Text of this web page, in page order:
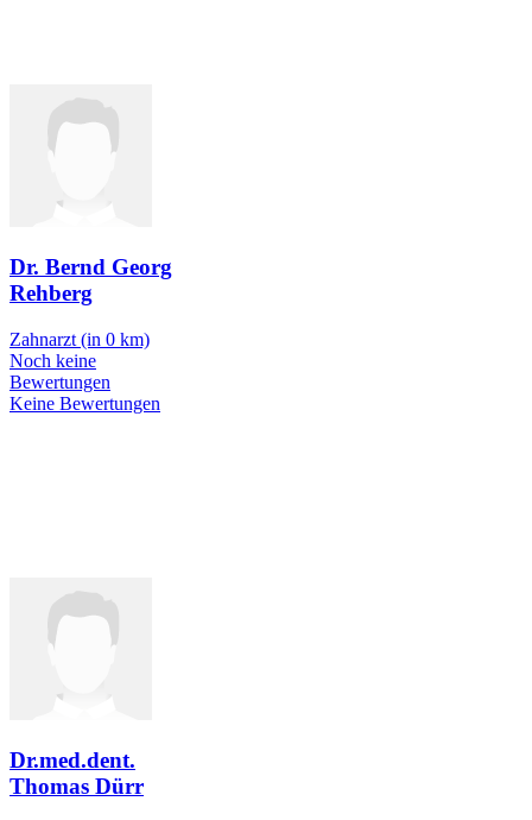
Dr. Bernd Georg
Rehberg
Zahnarzt (in 0 km)
Noch keine
Bewertungen
Keine Bewertungen
Dr.med.dent.
Thomas Dürr